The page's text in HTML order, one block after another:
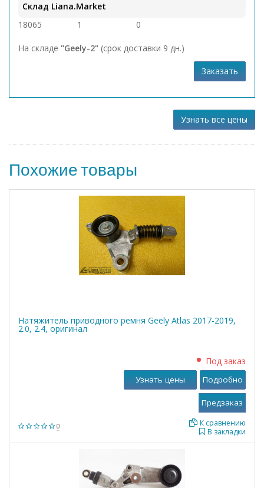
Склад Liana.Market
18065
1 0
На складе "Geely-2" (срок доставки 9 дн.)
Заказать
Узнать все цены
Похожие товары
Натяжитель приводного ремня Geely Atlas 2017-2019,
2.0, 2.4, оригинал
0
Под заказ
В закладки
К сравнению
Узнать цены Подробно